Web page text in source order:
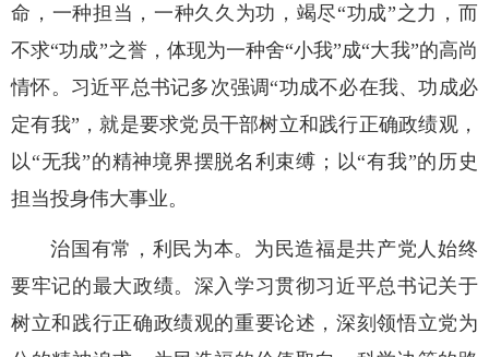
命，一种担当，一种久久为功，竭尽“功成”之力，而
不求“功成”之誉，体现为一种舍“小我”成“大我”的高尚
情怀。习近平总书记多次强调“功成不必在我、功成必
定有我”，就是要求党员干部树立和践行正确政绩观，
以“无我”的精神境界摆脱名利束缚；以“有我”的历史
担当投身伟大事业。
治国有常，利民为本。为民造福是共产党人始终
要牢记的最大政绩。深入学习贯彻习近平总书记关于
树立和践行正确政绩观的重要论述，深刻领悟立党为